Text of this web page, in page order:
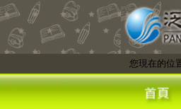
您現在的位